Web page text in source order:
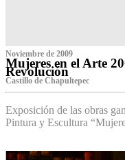
Noviembre de 2009
Mujeres en el Arte
Revolución
Castillo de Chapultepec
Exposición de las obras
Pintura y Escultura